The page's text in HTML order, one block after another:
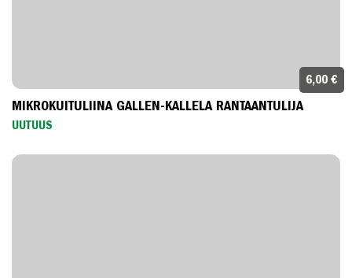
6,00 €
MIKROKUITULIINA GALLEN-KALLELA RANTAANTULIJA
UUTUUS